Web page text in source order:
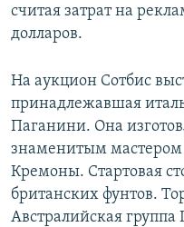
считая затрат на
долларов.
На аукцион Сотбис
принадлежавшая
Паганини. Она
знаменитым мастером
Кремоны. Стартовая
британских фунтов.
Австралийская группа